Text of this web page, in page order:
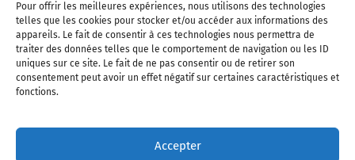
Pour offrir les meilleures expériences, nous utilisons des technologies
telles que les cookies pour stocker et/ou accéder aux informations des
appareils. Le fait de consentir à ces technologies nous permettra de
traiter des données telles que le comportement de navigation ou les ID
uniques sur ce site. Le fait de ne pas consentir ou de retirer son
consentement peut avoir un effet négatif sur certaines caractéristiques et
fonctions.
Accepter
Qui sommes-nous Publiez votre annonce
Adhérer à l’association Nous contacter